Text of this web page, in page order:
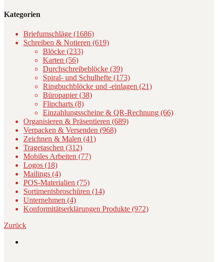
Kategorien
Briefumschläge (1686)
Schreiben & Notieren (619)
Blöcke (233)
Karten (56)
Durchschreibeblöcke (39)
Spiral- und Schulhefte (173)
Ringbuchblöcke und -einlagen (21)
Büropapier (38)
Flipcharts (8)
Einzahlungsscheine & QR-Rechnung (66)
Organisieren & Präsentieren (689)
Verpacken & Versenden (968)
Zeichnen & Malen (41)
Tragetaschen (312)
Mobiles Arbeiten (77)
Logos (18)
Mailings (4)
POS-Materialien (75)
Sortimentsbroschüren (14)
Unternehmen (4)
Konformitätserklärungen Produkte (972)
Zurück